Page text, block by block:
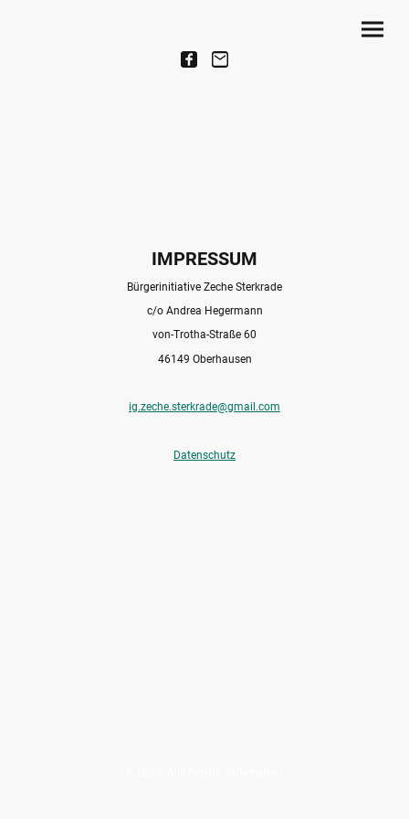
IMPRESSUM
Bürgerinitiative Zeche Sterkrade
c/o Andrea Hegermann
von-Trotha-Straße 60
46149 Oberhausen
ig.zeche.sterkrade@gmail.com
Datenschutz